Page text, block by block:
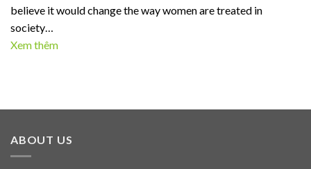
believe it would change the way women are treated in
society…
Xem thêm
ABOUT US